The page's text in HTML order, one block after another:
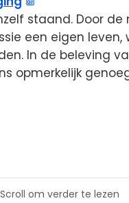
staand. Door de
een eigen
In de beleving
opmerkelijk
Scroll om verder te lezen